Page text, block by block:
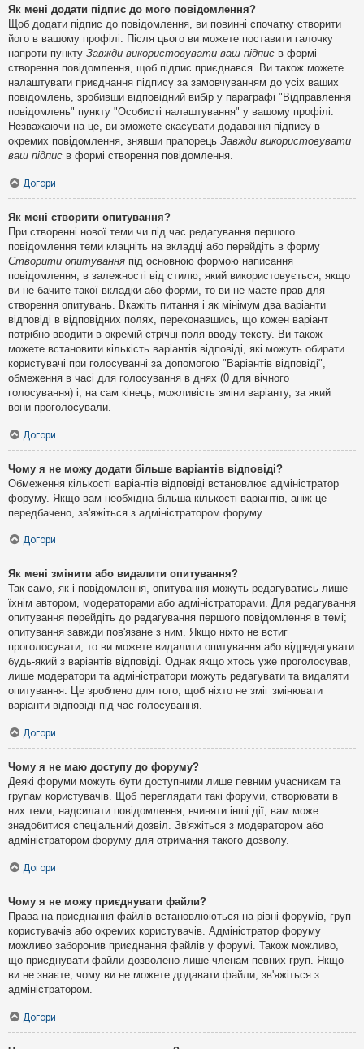
Як мені додати підпис до мого повідомлення?
Щоб додати підпис до повідомлення, ви повинні спочатку створити
його в вашому профілі. Після цього ви можете поставити галочку
напроти пункту Завжди використовувати ваш підпис в формі
створення повідомлення, щоб підпис приєднався. Ви також можете
налаштувати приєднання підпису за замовчуванням до усіх ваших
повідомлень, зробивши відповідний вибір у параграфі "Відправлення
повідомлень" пункту "Особисті налаштування" у вашому профілі.
Незважаючи на це, ви зможете скасувати додавання підпису в
окремих повідомлення, знявши прапорець Завжди використовувати
ваш підпис в формі створення повідомлення.
Догори
Як мені створити опитування?
При створенні нової теми чи під час редагування першого
повідомлення теми клацніть на вкладці або перейдіть в форму
Створити опитування під основною формою написання
повідомлення, в залежності від стилю, який використовується; якщо
ви не бачите такої вкладки або форми, то ви не маєте прав для
створення опитувань. Вкажіть питання і як мінімум два варіанти
відповіді в відповідних полях, переконавшись, що кожен варіант
потрібно вводити в окремій стрічці поля вводу тексту. Ви також
можете встановити кількість варіантів відповіді, які можуть обирати
користувачі при голосуванні за допомогою "Варіантів відповіді",
обмеження в часі для голосування в днях (0 для вічного
голосування) і, на сам кінець, можливість зміни варіанту, за який
вони проголосували.
Догори
Чому я не можу додати більше варіантів відповіді?
Обмеження кількості варіантів відповіді встановлює адміністратор
форуму. Якщо вам необхідна більша кількості варіантів, аніж це
передбачено, зв'яжіться з адміністратором форуму.
Догори
Як мені змінити або видалити опитування?
Так само, як і повідомлення, опитування можуть редагуватись лише
їхнім автором, модераторами або адміністраторами. Для редагування
опитування перейдіть до редагування першого повідомлення в темі;
опитування завжди пов'язане з ним. Якщо ніхто не встиг
проголосувати, то ви можете видалити опитування або відредагувати
будь-який з варіантів відповіді. Однак якщо хтось уже проголосував,
лише модератори та адміністратори можуть редагувати та видаляти
опитування. Це зроблено для того, щоб ніхто не зміг змінювати
варіанти відповіді під час голосування.
Догори
Чому я не маю доступу до форуму?
Деякі форуми можуть бути доступними лише певним учасникам та
групам користувачів. Щоб переглядати такі форуми, створювати в
них теми, надсилати повідомлення, вчиняти інші дії, вам може
знадобитися спеціальний дозвіл. Зв'яжіться з модератором або
адміністратором форуму для отримання такого дозволу.
Догори
Чому я не можу приєднувати файли?
Права на приєднання файлів встановлюються на рівні форумів, груп
користувачів або окремих користувачів. Адміністратор форуму
можливо заборонив приєднання файлів у форумі. Також можливо,
що приєднувати файли дозволено лише членам певних груп. Якщо
ви не знаєте, чому ви не можете додавати файли, зв'яжіться з
адміністратором.
Догори